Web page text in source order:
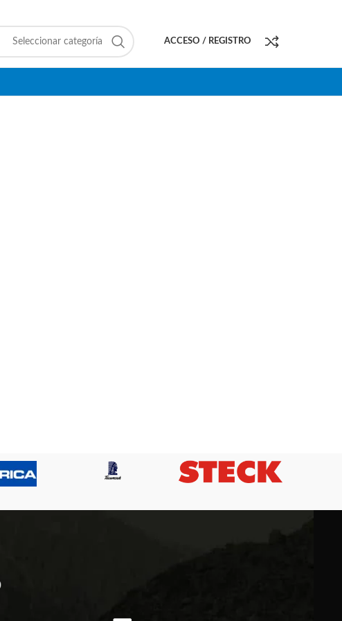
Seleccionar categoría ACCESO / REGISTRO